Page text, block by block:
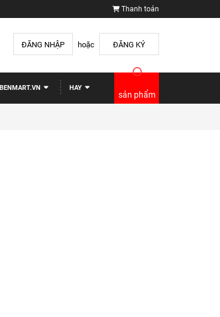
Thanh toán
ĐĂNG NHẬP hoặc ĐĂNG KÝ
BENMART.VN HAY
sản phẩm